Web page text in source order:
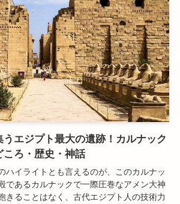
エジプト最大の遺跡！カルナック
ろ・歴史・神話
ハイライトとも言えるのが、このカルナッ
であるカルナックで一際圧巻なアメン大神
きることはなく、古代エジプト人の技術力